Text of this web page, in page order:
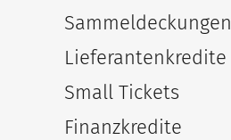
Sammeldeckungen
Lieferantenkredite
Small Tickets
Finanzkredite